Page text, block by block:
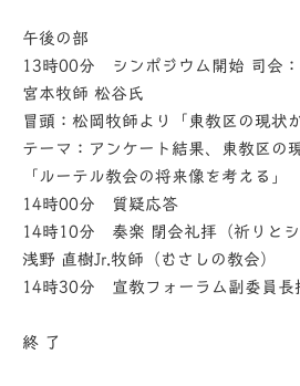
午後の部
13時00分 シンポジウム開始 司会：
宮本牧師 松⾕⽒
冒頭：松岡牧師より「東教区の現状
テーマ：アンケート結果、東教区の
「ルーテル教会の将来像を考える」
14時00分 質疑応答
14時10分 奏楽 閉会礼拝（祈りとシ
浅野 直樹Jr.牧師（むさしの教会）
14時30分 宣教フォーラム副委員⻑
終 了